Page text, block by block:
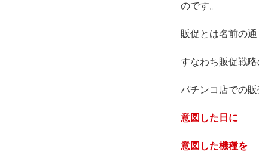
のです。
販促とは名前の通
すなわち販促戦
パチンコ店での販
意図した日に
意図した機種を